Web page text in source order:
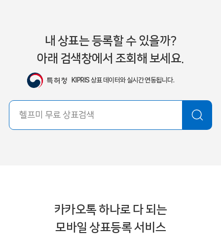
내 상표는 등록할 수 있을까?
아래 검색창에서 조회해 보세요.
KIPRIS 상표 데이터와 실시간 연동됩니다.
카카오톡 하나로 다 되는
모바일 상표등록 서비스